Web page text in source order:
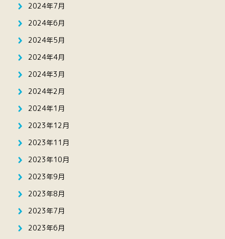
2024年7月
2024年6月
2024年5月
2024年4月
2024年3月
2024年2月
2024年1月
2023年12月
2023年11月
2023年10月
2023年9月
2023年8月
2023年7月
2023年6月